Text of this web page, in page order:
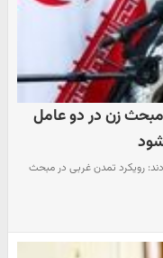
مبحث زن در دو عامل
رویکرد تمدن غربی در مبحث